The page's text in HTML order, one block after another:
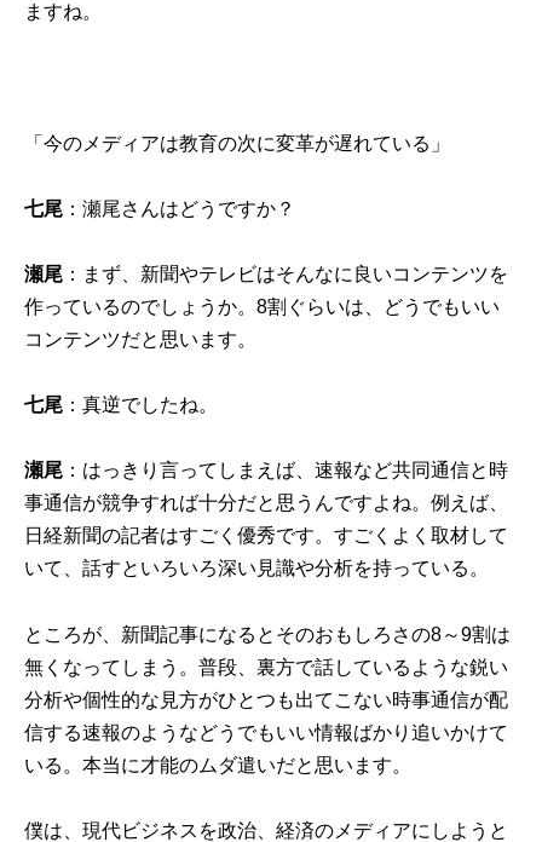
ますね。
「今のメディアは教育の次に変革が遅れている」
七尾 ：瀬尾さんはどうですか？
瀬尾 ：まず、新聞やテレビはそんなに良いコンテンツを
作っているのでしょうか。8割ぐらいは、どうでもいい
コンテンツだと思います。
七尾 ：真逆でしたね。
瀬尾 ：はっきり言ってしまえば、速報など共同通信と時
事通信が競争すれば十分だと思うんですよね。例えば、
日経新聞の記者はすごく優秀です。すごくよく取材して
いて、話すといろいろ深い見識や分析を持っている。
ところが、新聞記事になるとそのおもしろさの8～9割は
無くなってしまう。普段、裏方で話しているような鋭い
分析や個性的な見方がひとつも出てこない時事通信が配
信する速報のようなどうでもいい情報ばかり追いかけて
いる。本当に才能のムダ遣いだと思います。
僕は、現代ビジネスを政治、経済のメディアにしようと